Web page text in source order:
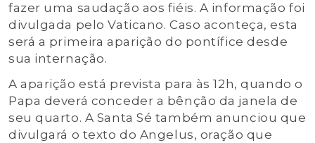
fazer uma saudação aos fiéis. A informação foi
divulgada pelo Vaticano. Caso aconteça, esta
será a primeira aparição do pontífice desde
sua internação.
A aparição está prevista para às 12h, quando o
Papa deverá conceder a bênção da janela de
seu quarto. A Santa Sé também anunciou que
divulgará o texto do Angelus, oração que